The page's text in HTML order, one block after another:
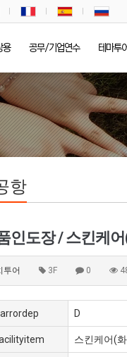
용 공무/기업연수 테마투
항
투어 3F 0
arrordep D
스킨케어(